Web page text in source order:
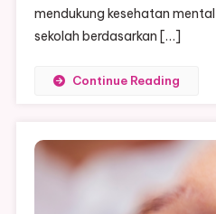
mendukung kesehatan
sekolah berdasarkan […]
Continue Reading